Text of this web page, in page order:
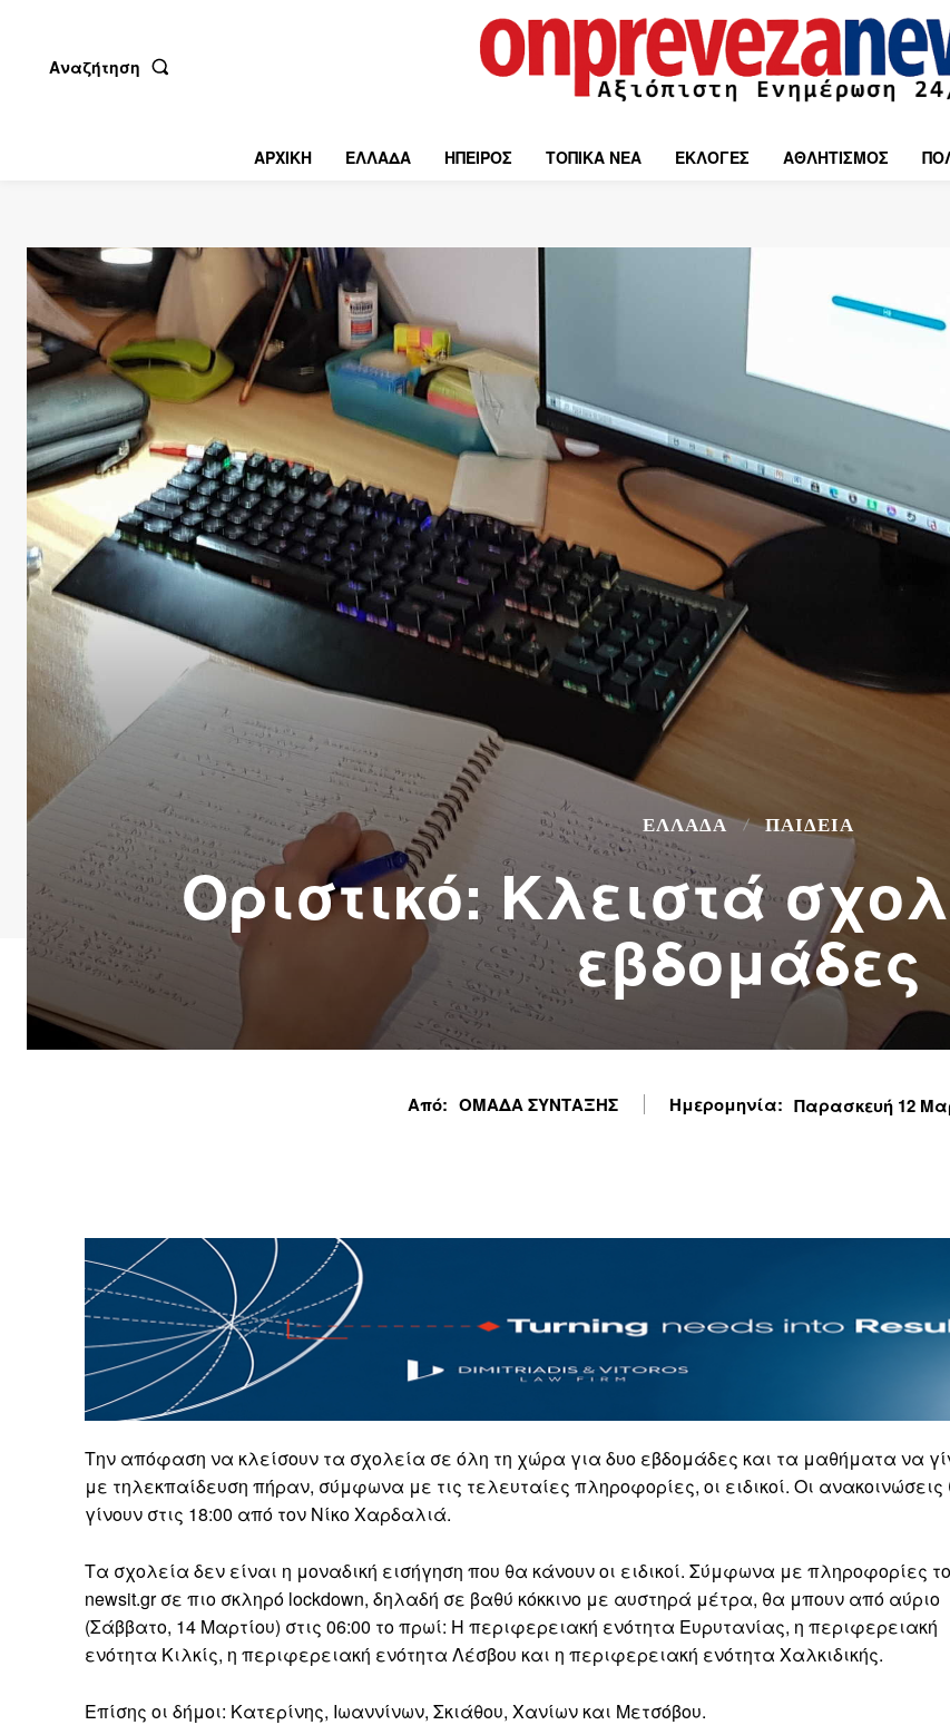
Αναζήτηση
ΑΡΧΙΚΗ ΕΛΛΑΔΑ ΗΠΕΙΡΟΣ ΤΟΠΙΚΑ ΝΕΑ ΕΚΛΟΓΕΣ ΑΘΛΗΤΙΣΜΟΣ
ΕΛΛΆΔΑ ΠΑΙΔΕΙΑ
Οριστικό: Κλειστά
εβδομάδες
Από: ΟΜΑΔΑ ΣΥΝΤΑΞΗΣ Ημερομηνία: Παρασκευή 12
Την απόφαση να κλείσουν τα σχολεία σε όλη τη χώρα για δυο εβδομάδες και τα μαθήματα να
με τηλεκπαίδευση πήραν, σύμφωνα με τις τελευταίες πληροφορίες, οι ειδικοί. Οι ανακοινώσεις
γίνουν στις 18:00 από τον Νίκο Χαρδαλιά.
Τα σχολεία δεν είναι η μοναδική εισήγηση που θα κάνουν οι ειδικοί. Σύμφωνα με πληροφορίες
newsit.gr σε πιο σκληρό lockdown, δηλαδή σε βαθύ κόκκινο με αυστηρά μέτρα, θα μπουν από αύριο
(Σάββατο, 14 Μαρτίου) στις 06:00 το πρωί: Η περιφερειακή ενότητα Ευρυτανίας, η περιφερειακή
ενότητα Κιλκίς, η περιφερειακή ενότητα Λέσβου και η περιφερειακή ενότητα Χαλκιδικής.
Επίσης οι δήμοι: Κατερίνης, Ιωαννίνων, Σκιάθου, Χανίων και Μετσόβου.